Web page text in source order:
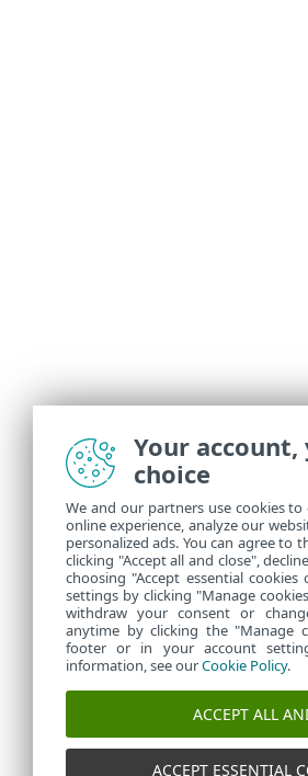
Your
choice
We and our partners use cookies
online experience, analyze our
personalized ads. You can agree to
clicking "Accept all and close",
choosing "Accept essential
settings by clicking "Manage
withdraw your consent or
anytime by clicking the "Manage
footer or in your account
information, see ourCookie Policy.
ACCEPT ALL
ACCEPT ESSENTIAL